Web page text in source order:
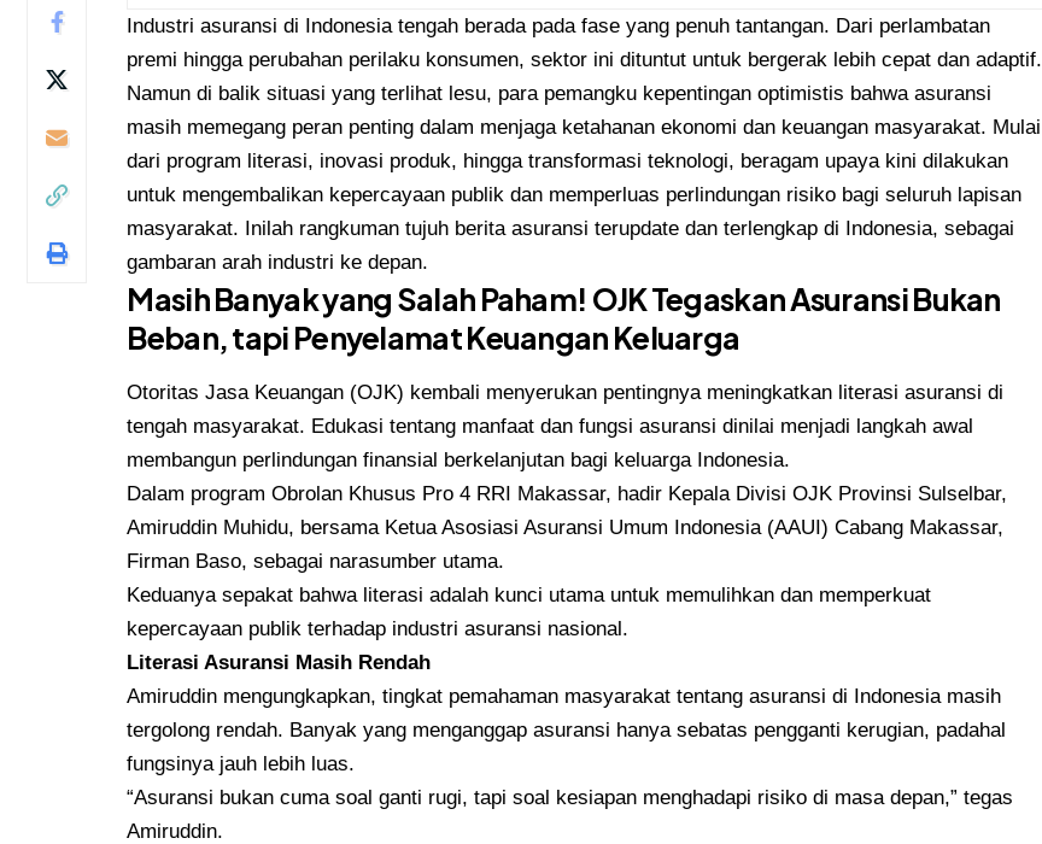
Industri asuransi di Indonesia tengah berada pada fase yang penuh tantangan. Dari perlambatan
premi hingga perubahan perilaku konsumen, sektor ini dituntut untuk bergerak lebih cepat dan adaptif.
Namun di balik situasi yang terlihat lesu, para pemangku kepentingan optimistis bahwa asuransi
masih memegang peran penting dalam menjaga ketahanan ekonomi dan keuangan masyarakat. Mulai
dari program literasi, inovasi produk, hingga transformasi teknologi, beragam upaya kini dilakukan
untuk mengembalikan kepercayaan publik dan memperluas perlindungan risiko bagi seluruh lapisan
masyarakat. Inilah rangkuman tujuh berita asuransi terupdate dan terlengkap di Indonesia, sebagai
gambaran arah industri ke depan.
Masih Banyak yang Salah Paham! OJK Tegaskan Asuransi Bukan
Beban, tapi Penyelamat Keuangan Keluarga
Otoritas Jasa Keuangan (OJK) kembali menyerukan pentingnya meningkatkan literasi asuransi di
tengah masyarakat. Edukasi tentang manfaat dan fungsi asuransi dinilai menjadi langkah awal
membangun perlindungan finansial berkelanjutan bagi keluarga Indonesia.
Dalam program Obrolan Khusus Pro 4 RRI Makassar, hadir Kepala Divisi OJK Provinsi Sulselbar,
Amiruddin Muhidu, bersama Ketua Asosiasi Asuransi Umum Indonesia (AAUI) Cabang Makassar,
Firman Baso, sebagai narasumber utama.
Keduanya sepakat bahwa literasi adalah kunci utama untuk memulihkan dan memperkuat
kepercayaan publik terhadap industri asuransi nasional.
Literasi Asuransi Masih Rendah
Amiruddin mengungkapkan, tingkat pemahaman masyarakat tentang asuransi di Indonesia masih
tergolong rendah. Banyak yang menganggap asuransi hanya sebatas pengganti kerugian, padahal
fungsinya jauh lebih luas.
“Asuransi bukan cuma soal ganti rugi, tapi soal kesiapan menghadapi risiko di masa depan,” tegas
Amiruddin.